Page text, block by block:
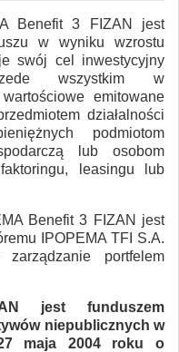
Benefit 3 FIZAN jest
w wyniku wzrostu
swój cel inwestycyjny
wszystkim w
emitowane
działalności
podmiotom
lub osobom
leasingu lub
Benefit 3 FIZAN jest
IPOPEMA TFI S.A.
portfelem
jest funduszem
niepublicznych w
maja 2004 roku o